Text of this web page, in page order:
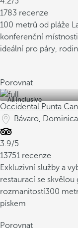
1783 recenze
100 metrů od pláže
konferenční místnosti
ideální pro páry,
Porovnat
All inclusive
Occidental Punta
Bávaro,
3.9/5
13751 recenze
Exkluzivní služby a
restaurací se
rozmanitostí300
pískem
Porovnat